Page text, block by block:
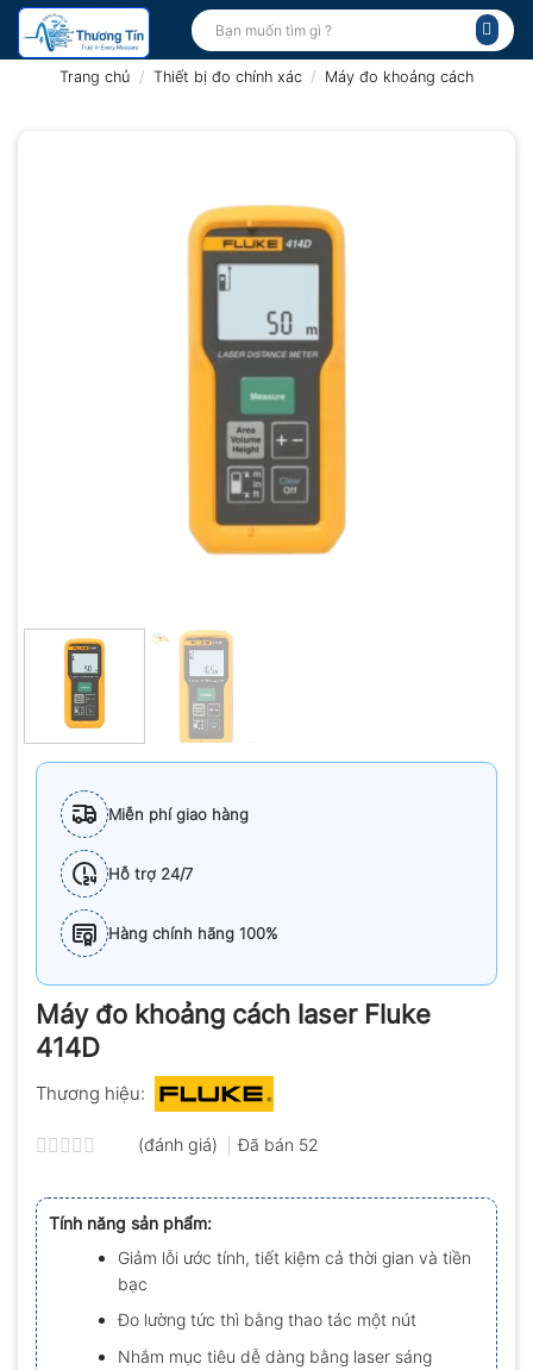
Bỏ
qua
Tìm
kiếm:
Trang chủ / Thiết bị đo chính xác / Máy đo khoảng cách
Miễn phí giao hàng
Hỗ trợ 24/7
Hàng chính hãng 100%
Máy đo khoảng cách laser Fluke
414D
Thương hiệu:
xếp
hạng
0.0
5
sao
(đánh giá) Đã bán 52
Tính năng sản phẩm:
Giảm lỗi ước tính, tiết kiệm cả thời gian và tiền
bạc
Đo lường tức thì bằng thao tác một nút
Nhắm mục tiêu dễ dàng bằng laser sáng